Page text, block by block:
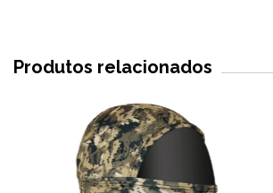
Produtos relacionados